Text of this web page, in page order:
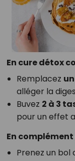
En cure détox
Remplacez
alléger la
Buvez 2 à 3
pour un effet
En
Prenez un bol